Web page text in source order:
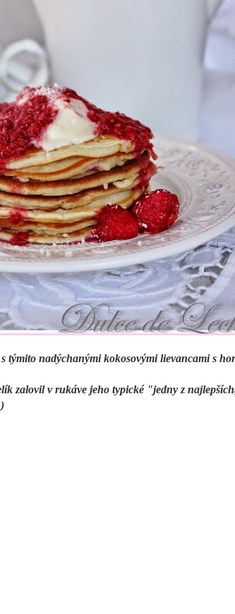
nadýchanými kokosovými lievancami s
zalovil v rukáve jeho typické "jedny z